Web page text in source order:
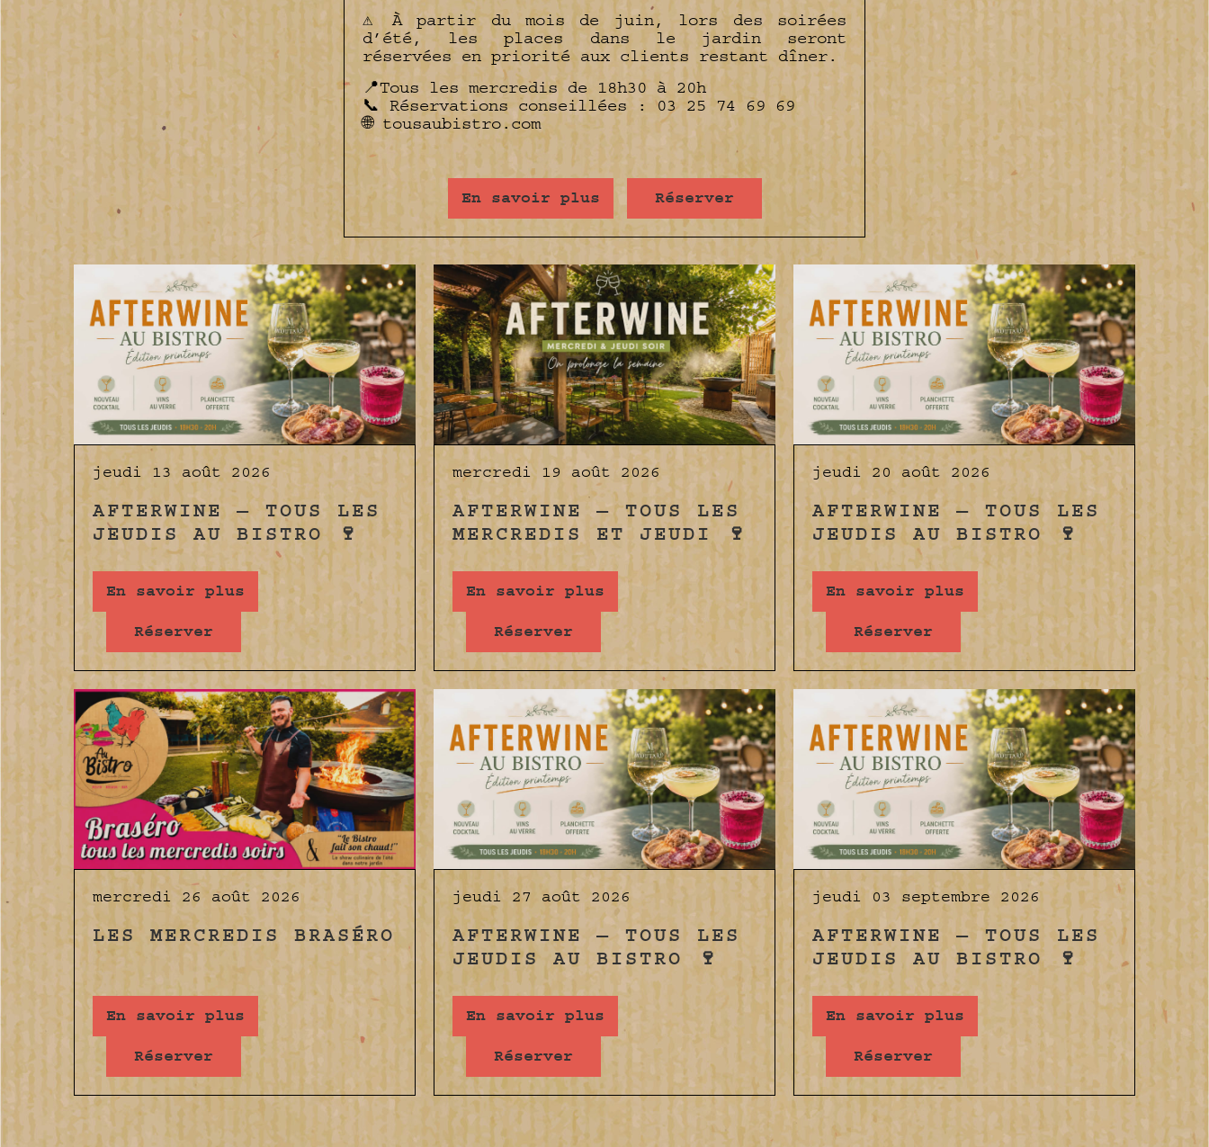
⚠️ À partir du mois de juin, lors des soirées
d’été, les places dans le jardin seront
réservées en priorité aux clients restant dîner.
📍Tous les mercredis de 18h30 à 20h
📞 Réservations conseillées : 03 25 74 69 69
🌐 tousaubistro.com
En savoir plus Réserver
jeudi 13 août 2026
AFTERWINE — TOUS LES
JEUDIS AU BISTRO 🍷
En savoir plus
Réserver
mercredi 19 août 2026
AFTERWINE — TOUS LES
MERCREDIS ET JEUDI 🍷
En savoir plus
Réserver
jeudi 20 août 2026
AFTERWINE — TOUS LES
JEUDIS AU BISTRO 🍷
En savoir plus
Réserver
mercredi 26 août 2026
LES MERCREDIS BRASÉRO
En savoir plus
Réserver
jeudi 27 août 2026
AFTERWINE — TOUS LES
JEUDIS AU BISTRO 🍷
En savoir plus
Réserver
jeudi 03 septembre 2026
AFTERWINE — TOUS LES
JEUDIS AU BISTRO 🍷
En savoir plus
Réserver